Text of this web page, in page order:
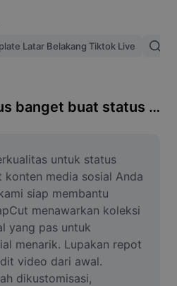
Latar Belakang Tiktok Live
Tentang lagu bagus banget buat status 2026
untuk status
media sosial Anda
siap membantu
menawarkan koleksi
yang pas untuk
menarik. Lupakan repot
video dari awal.
dikustomisasi,